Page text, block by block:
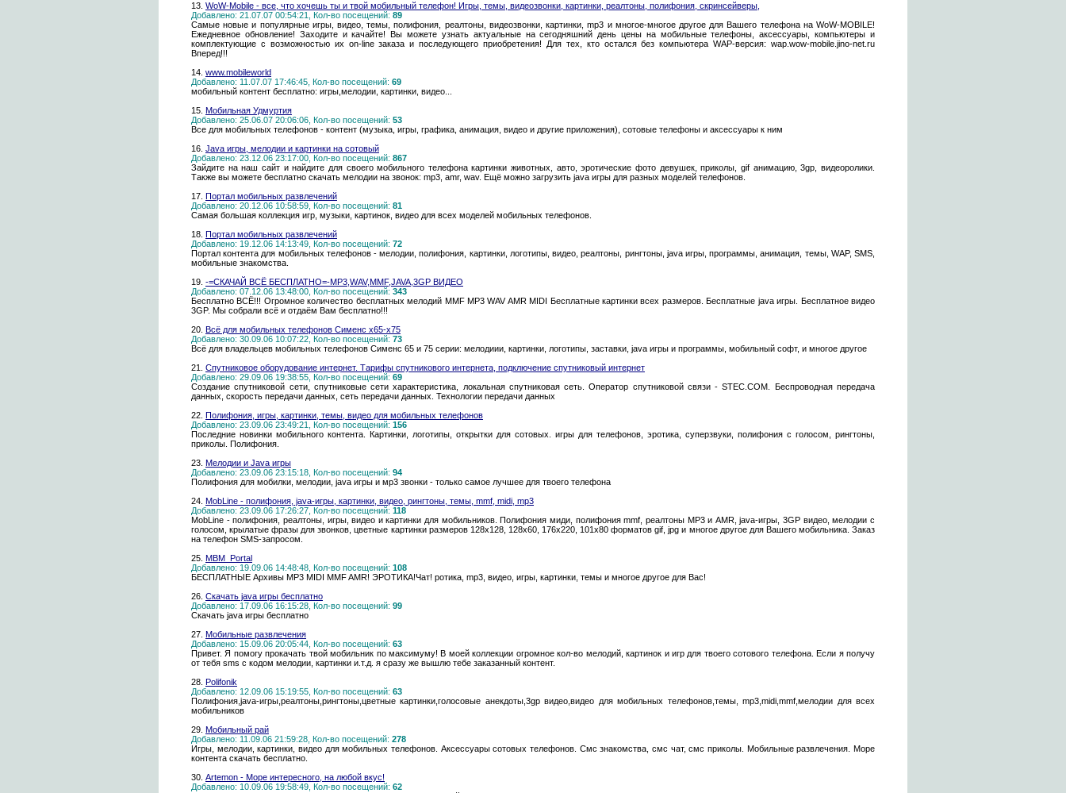
13. WoW-Mobile - все, что хочешь ты и твой мобильный телефон! Игры, темы, видеозвонки, картинки, реалтоны, полифония, скринсейверы,
Добавлено: 21.07.07 00:54:21, Кол-во посещений: 89
Самые новые и популярные игры, видео, темы, полифония, реалтоны, видеозвонки, картинки, mp3 и многое-многое другое для Вашего телефона на WoW-MOBILE!
Ежедневное обновление! Заходите и качайте! Вы можете узнать актуальные на сегодняшний день цены на мобильные телефоны, аксессуары, компьютеры и
комплектующие с возможностью их on-line заказа и последующего приобретения! Для тех, кто остался без компьютера WAP-версия: wap.wow-mobile.jino-net.ru
Вперед!!!
14. www.mobileworld
Добавлено: 11.07.07 17:46:45, Кол-во посещений: 69
мобильный контент бесплатно: игры,мелодии, картинки, видео...
15. Мобильная Удмуртия
Добавлено: 25.06.07 20:06:06, Кол-во посещений: 53
Все для мобильных телефонов - контент (музыка, игры, графика, анимация, видео и другие приложения), сотовые телефоны и аксессуары к ним
16. Java игры, мелодии и картинки на сотовый
Добавлено: 23.12.06 23:17:00, Кол-во посещений: 867
Зайдите на наш сайт и найдите для своего мобильного телефона картинки животных, авто, эротические фото девушек, приколы, gif анимацию, 3gp, видеоролики.
Также вы можете бесплатно скачать мелодии на звонок: mp3, amr, wav. Ещё можно загрузить java игры для разных моделей телефонов.
17. Портал мобильных развлечений
Добавлено: 20.12.06 10:58:59, Кол-во посещений: 81
Самая большая коллекция игр, музыки, картинок, видео для всех моделей мобильных телефонов.
18. Портал мобильных развлечений
Добавлено: 19.12.06 14:13:49, Кол-во посещений: 72
Портал контента для мобильных телефонов - мелодии, полифония, картинки, логотипы, видео, реалтоны, рингтоны, java игры, программы, анимация, темы, WAP, SMS,
мобильные знакомства.
19. -=СКАЧАЙ ВСЁ БЕСПЛАТНО=-MP3,WAV,MMF,JAVA,3GP ВИДЕО
Добавлено: 07.12.06 13:48:00, Кол-во посещений: 343
Бесплатно ВСЁ!!! Огромное количество бесплатных мелодий MMF MP3 WAV AMR MIDI Бесплатные картинки всех размеров. Бесплатные java игры. Бесплатное видео
3GP. Мы собрали всё и отдаём Вам бесплатно!!!
20. Всё для мобильных телефонов Сименс х65-х75
Добавлено: 30.09.06 10:07:22, Кол-во посещений: 73
Всё для владельцев мобильных телефонов Сименс 65 и 75 серии: мелодиии, картинки, логотипы, заставки, java игры и программы, мобильный софт, и многое другое
21. Спутниковое оборудование интернет. Тарифы спутникового интернета, подключение спутниковый интернет
Добавлено: 29.09.06 19:38:55, Кол-во посещений: 69
Создание спутниковой сети, спутниковые сети характеристика, локальная спутниковая сеть. Оператор спутниковой связи - STEC.COM. Беспроводная передача
данных, скорость передачи данных, сеть передачи данных. Технологии передачи данных
22. Полифония, игры, картинки, темы, видео для мобильных телефонов
Добавлено: 23.09.06 23:49:21, Кол-во посещений: 156
Последние новинки мобильного контента. Картинки, логотипы, открытки для сотовых. игры для телефонов, эротика, суперзвуки, полифония с голосом, рингтоны,
приколы. Полифония.
23. Мелодии и Java игры
Добавлено: 23.09.06 23:15:18, Кол-во посещений: 94
Полифония для мобилки, мелодии, java игры и мр3 звонки - только самое лучшее для твоего телефона
24. MobLine - полифония, java-игры, картинки, видео, рингтоны, темы, mmf, midi, mp3
Добавлено: 23.09.06 17:26:27, Кол-во посещений: 118
MobLine - полифония, реалтоны, игры, видео и картинки для мобильников. Полифония миди, полифония mmf, реалтоны MP3 и AMR, java-игры, 3GP видео, мелодии с
голосом, крылатые фразы для звонков, цветные картинки размеров 128х128, 128х60, 176х220, 101х80 форматов gif, jpg и многое другое для Вашего мобильника. Заказ
на телефон SMS-запросом.
25. MBM_Portal
Добавлено: 19.09.06 14:48:48, Кол-во посещений: 108
БЕСПЛАТНЫЕ Архивы MP3 MIDI MMF AMR! ЭРОТИКА!Чат! ротика, mp3, видео, игры, картинки, темы и многое другое для Вас!
26. Скачать java игры бесплатно
Добавлено: 17.09.06 16:15:28, Кол-во посещений: 99
Скачать java игры бесплатно
27. Мобильные развлечения
Добавлено: 15.09.06 20:05:44, Кол-во посещений: 63
Привет. Я помогу прокачать твой мобильник по максимуму! В моей коллекции огромное кол-во мелодий, картинок и игр для твоего сотового телефона. Если я получу
от тебя sms с кодом мелодии, картинки и.т.д. я сразу же вышлю тебе заказанный контент.
28. Polifonik
Добавлено: 12.09.06 15:19:55, Кол-во посещений: 63
Полифония,java-игры,реалтоны,рингтоны,цветные картинки,голосовые анекдоты,3gp видео,видео для мобильных телефонов,темы, mp3,midi,mmf,мелодии для всех
мобильников
29. Мобильный рай
Добавлено: 11.09.06 21:59:28, Кол-во посещений: 278
Игры, мелодии, картинки, видео для мобильных телефонов. Аксессуары сотовых телефонов. Смс знакомства, смс чат, смс приколы. Мобильные развлечения. Море
контента скачать бесплатно.
30. Artemon - Море интересного, на любой вкус!
Добавлено: 10.09.06 19:58:49, Кол-во посещений: 62